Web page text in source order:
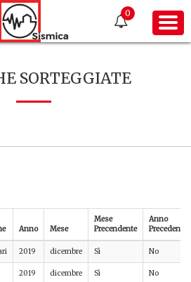
0
SORTEGGIATE
Anno Mese
Mese
Precendente
Anno
Precedente
2019 dicembre Sì No
2019 dicembre Sì No